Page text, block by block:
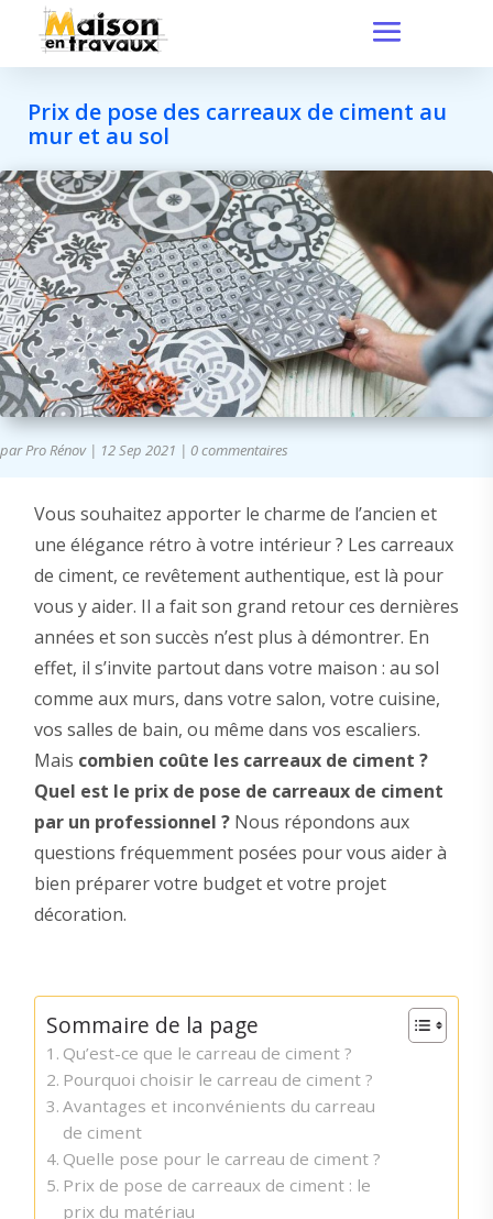
Prix de pose des carreaux de ciment au
mur et au sol
parPro Rénov| 12 Sep 2021 | 0 commentaires
Vous souhaitez apporter le charme de l’ancien et
une élégance rétro à votre intérieur ? Les carreaux
de ciment, ce revêtement authentique, est là pour
vous y aider. Il a fait son grand retour ces dernières
années et son succès n’est plus à démontrer. En
effet, il s’invite partout dans votre maison : au sol
comme aux murs, dans votre salon, votre cuisine,
vos salles de bain, ou même dans vos escaliers.
Mais combien coûte les carreaux de ciment ?
Quel est le prix de pose de carreaux de ciment
par un professionnel ?Nous répondons aux
questions fréquemment posées pour vous aider à
bien préparer votre budget et votre projet
décoration.
Sommaire de la page
Qu’est-ce que le carreau de ciment ?
Pourquoi choisir le carreau de ciment ?
Avantages et inconvénients du carreau
de ciment
Quelle pose pour le carreau de ciment ?
Prix de pose de carreaux de ciment : le
prix du matériau